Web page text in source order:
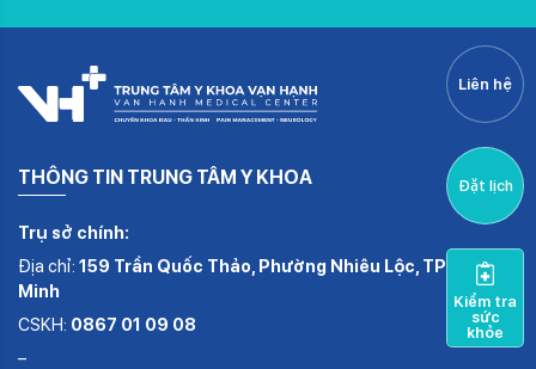
THÔNG TIN TRUNG TÂM Y KHOA
Trụ sở chính:
Địa chỉ: 159 Trần Quốc Thảo, Phường Nhiêu Lộc, TP.Hồ Chí
Minh
CSKH: 0867 01 09 08
–
Liên hệ
Đặt lịch
Kiểm tra
sức
khỏe